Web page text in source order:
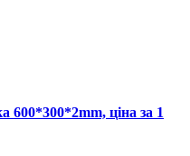
600*300*2mm, ціна за 1